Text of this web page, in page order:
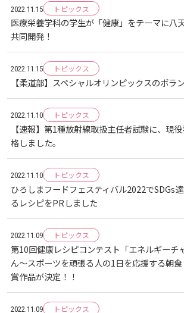
ビジュランクラウド
電子ジャーナルをさがす
看護師・保健師国家試験対策
活動とイベント
学生図書委員の活動
よくある質問
図書館だより『Library News』
広国ポータルサイト
広国LMS
2022.11.15 トピックス
医療栄養学科の学生が「健康」をテーマに八
共同開発！
2022.11.15 トピックス
【柔道部】スペシャルオリンピックスのボラ
2022.11.10 トピックス
【速報】第1種放射線取扱主任者試験に、現
格しました。
2022.11.10 トピックス
ひろしまフードフェスティバル2022でSDGs
るレシピをPRしました
2022.11.09 トピックス
第10回健康レシピコンテスト「エネルギーチ
ん～スポーツを頑張る人の1日を応援する朝
賞作品が決定！！
2022.11.09 トピックス